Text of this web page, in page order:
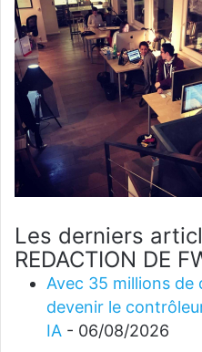
Les derniers
REDACTION DE
Avec 35 millions de
devenir le
IA - 06/08/2026